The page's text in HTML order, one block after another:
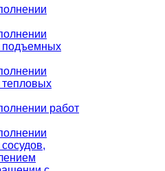
подъемных
тепловых
работ